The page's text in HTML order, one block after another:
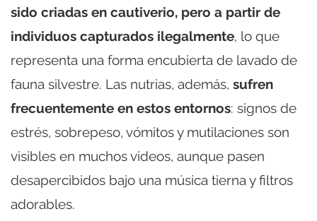
sido criadas en cautiverio, pero a partir de
individuos capturados ilegalmente, lo que
representa una forma encubierta de lavado de
fauna silvestre. Las nutrias, además, sufren
frecuentemente en estos entornos: signos de
estrés, sobrepeso, vómitos y mutilaciones son
visibles en muchos videos, aunque pasen
desapercibidos bajo una música tierna y filtros
adorables.